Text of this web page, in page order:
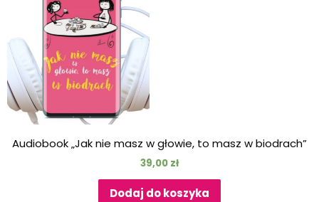
Audiobook „Jak nie masz w głowie, to masz w biodrach”
39,00 zł
Dodaj do koszyka